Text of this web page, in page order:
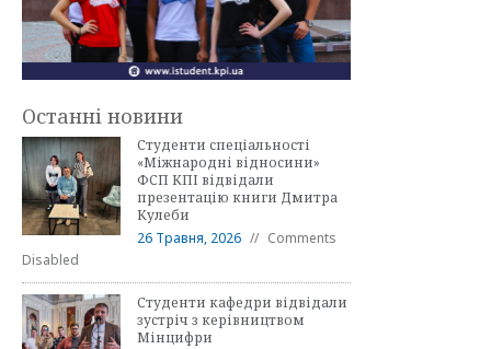
Останні новини
Студенти спеціальності
«Міжнародні відносини»
ФСП КПІ відвідали
презентацію книги Дмитра
Кулеби
26 Травня, 2026
Comments
Disabled
Студенти кафедри відвідали
зустріч з керівництвом
Мінцифри